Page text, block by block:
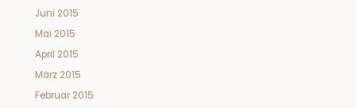
Juni 2015
Mai 2015
April 2015
März 2015
Februar 2015